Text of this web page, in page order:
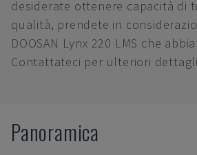
desiderate ottenere capacità di
qualità, prendete in
DOOSAN Lynx 220 LMS che
Contattateci per ulteriori
Panoramica